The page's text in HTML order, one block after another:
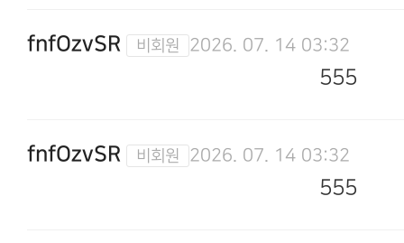
fnfOzvSR 2026. 07. 14 03:32
555
fnfOzvSR 2026. 07. 14 03:32
555